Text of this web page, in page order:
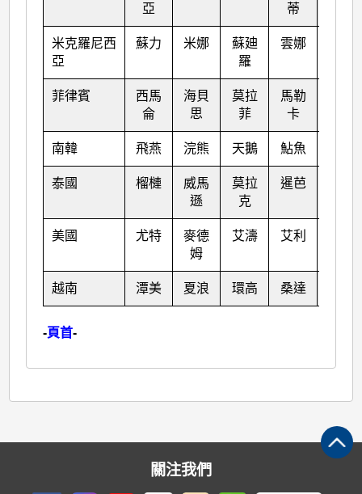
亞
蒂
米克羅尼西
亞
蘇力 米娜
蘇廸
羅
雲娜
菲律賓
西馬
侖
海貝
思
莫拉
菲
馬勒
卡
南韓 飛燕 浣熊 天鵝 鮎魚
泰國 榴槤
威馬
遜
莫拉
克
暹芭
美國 尤特
麥德
姆
艾濤 艾利
越南 潭美 夏浪 環高 桑達
-頁首-
關注我們